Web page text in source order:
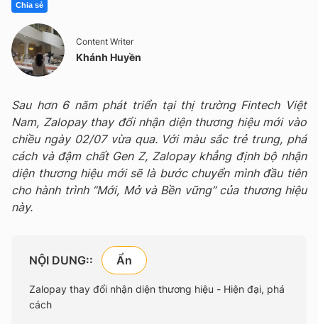
Chia sẻ
Content Writer
Khánh Huyền
Sau hơn 6 năm phát triển tại thị trường Fintech Việt
Nam, Zalopay thay đổi nhận diện thương hiệu mới vào
chiều ngày 02/07 vừa qua. Với màu sắc trẻ trung, phá
cách và đậm chất Gen Z, Zalopay khẳng định bộ nhận
diện thương hiệu mới sẽ là bước chuyển mình đầu tiên
cho hành trình “Mới, Mở và Bền vững” của thương hiệu
này.
NỘI DUNG::
Zalopay thay đổi nhận diện thương hiệu - Hiện đại, phá
cách